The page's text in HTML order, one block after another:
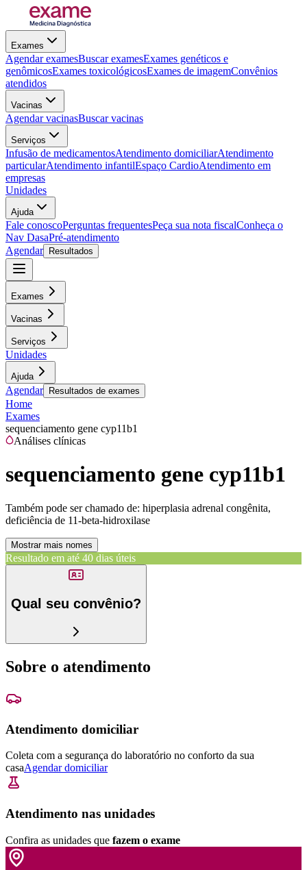
Exames
Agendar examesBuscar examesExames genéticos e
genômicosExames toxicológicosExames de imagemConvênios
atendidos
Vacinas
Agendar vacinasBuscar vacinas
Serviços
Infusão de medicamentosAtendimento domiciliarAtendimento
particularAtendimento infantilEspaço CardioAtendimento em
empresas
Unidades
Ajuda
Fale conoscoPerguntas frequentesPeça sua nota fiscalConheça o
Nav DasaPré-atendimento
Agendar
Resultados
Exames
Vacinas
Serviços
Unidades
Ajuda
Agendar Resultados de exames
Home
Exames
sequenciamento gene cyp11b1
Análises clínicas
sequenciamento gene cyp11b1
Também pode ser chamado de: hiperplasia adrenal congênita,
deficiência de 11-beta-hidroxilase
Mostrar mais nomes
Resultado em até 40 dias úteis
Qual seu convênio?
Sobre o atendimento
Atendimento domiciliar
Coleta com a segurança do laboratório no conforto da sua
casaAgendar domiciliar
Atendimento nas unidades
Confira as unidades que fazem o exame